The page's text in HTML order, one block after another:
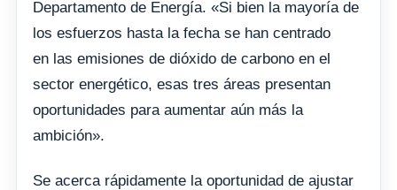
Departamento de Energía. «Si bien la mayoría de
los esfuerzos hasta la fecha se han centrado
en las emisiones de dióxido de carbono en el
sector energético, esas tres áreas presentan
oportunidades para aumentar aún más la
ambición».
Se acerca rápidamente la oportunidad de ajustar